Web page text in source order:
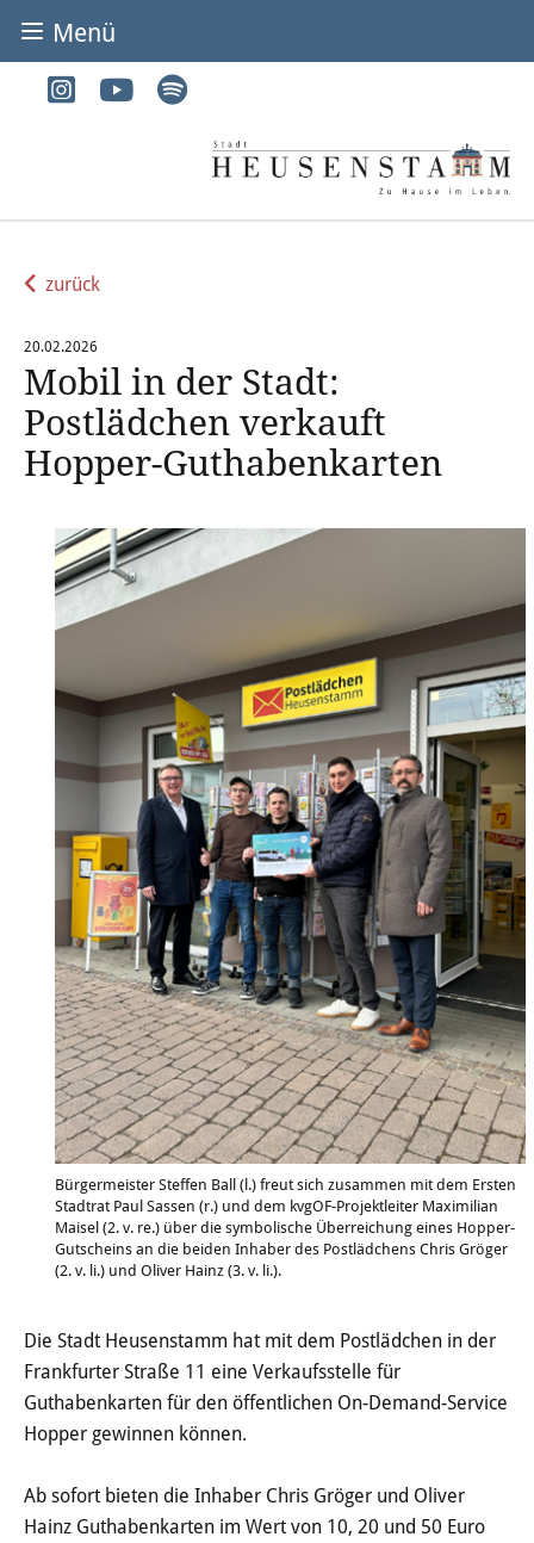
zurück
20.02.2026
Mobil in der Stadt:
Postlädchen verkauft
Hopper-Guthabenkarten
Bürgermeister Steffen Ball (l.) freut sich zusammen mit dem Ersten
Stadtrat Paul Sassen (r.) und dem kvgOF-Projektleiter Maximilian
Maisel (2. v. re.) über die symbolische Überreichung eines Hopper-
Gutscheins an die beiden Inhaber des Postlädchens Chris Gröger
(2. v. li.) und Oliver Hainz (3. v. li.).
Die Stadt Heusenstamm hat mit dem Postlädchen in der
Frankfurter Straße 11 eine Verkaufsstelle für
Guthabenkarten für den öffentlichen On-Demand-Service
Hopper gewinnen können.
Ab sofort bieten die Inhaber Chris Gröger und Oliver
Hainz Guthabenkarten im Wert von 10, 20 und 50 Euro
Menü
BÜRGER & STADT
Bürgerbüro
Heirat
Wertstoffhof
Wasser & Abwasser
Ortsgerichte & Schiedsamt
Verwaltung & Politik
Satzungen & Stadtrecht
Ausschreibungen
Karriere & Ausbildung
Steuern & Gebühren
Ehrungen
Haushalt
Sitzungsinfo
Gremien
Kinder- und Jugendparlament
Wahlen
Pressecenter
Aktuelle Meldungen